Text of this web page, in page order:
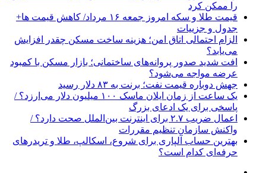
را ممکن کرد
قیمت طلا و سکه امروز جمعه ۱۶ مرداد/ کاهش قیمت ها+
جدول و جزییات
الزام احتمالی اتاق امن؛ هزینه ساخت مسکن چقدر افزایش
می‌یابد؟
افت شدید صدور پروانه‌های ساختمانی؛ بازار مسکن با کمبود
عرضه مواجه می‌شود؟
جهش دوباره قیمت نفت؛ برنت به ۸۳ دلار رسید
یک ساعت از زمان ایلان ماسک ۱۰۰ میلیون دلار می‌ارزد؟ /
پاسخی برای یک ادعای بزرگ
اعمال ضریب ۲.۷ برای اینترنت بین‌الملل صحت دارد؟ /
واکنش سازمان تنظیم مقررات
بهترین حساب آلپاری برای شروع، اسکالپ، طلا و تریدرهای
حرفه‌ای کدام است؟